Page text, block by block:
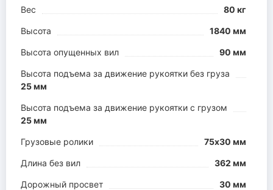
Вес 80 кг
Высота 1840 мм
Высота опущенных вил 90 мм
Высота подъема за движение рукоятки без груза
25 мм
Высота подъема за движение рукоятки с грузом
25 мм
Грузовые ролики 75х30 мм
Длина без вил 362 мм
Дорожный просвет 30 мм